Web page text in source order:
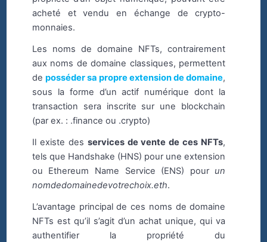
acheté et vendu en échange de crypto-
monnaies.
Les noms de domaine NFTs, contrairement
aux noms de domaine classiques, permettent
de posséder sa propre extension de domaine,
sous la forme d’un actif numérique dont la
transaction sera inscrite sur une blockchain
(par ex. : .finance ou .crypto)
Il existe des services de vente de ces NFTs,
tels que Handshake (HNS) pour une extension
ou Ethereum Name Service (ENS) pour un
nomdedomainedevotrechoix.eth.
L’avantage principal de ces noms de domaine
NFTs est qu’il s’agit d’un achat unique, qui va
authentifier la propriété du